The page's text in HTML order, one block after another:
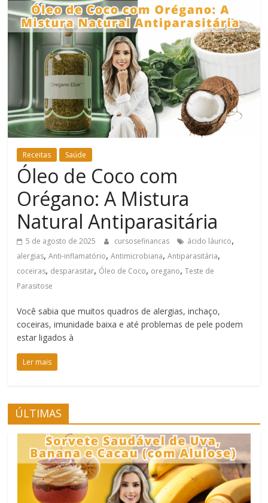
Estar
Receitas Saúde
Óleo de Coco com
Orégano: A Mistura
Natural Antiparasitária
5 de agosto de 2025 cursosefinancas ácido láurico,
alergias,Anti-inflamatório,Antimicrobiana,Antiparasitária,
coceiras, desparasitar, Óleo de Coco, oregano,Teste de
Parasitose
Você sabia que muitos quadros de alergias, inchaço,
coceiras, imunidade baixa e até problemas de pele podem
estar ligados à
Ler mais
ÚLTIMAS